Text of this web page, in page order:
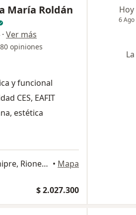
María Roldán
· Ver más
80 opiniones
y funcional
CES, EAFIT
estética
Clínica llanogrande, Vda. Chipre, Rionegro, Antioquia • Mapa
$ 2.027.300
Hoy
6 Ago